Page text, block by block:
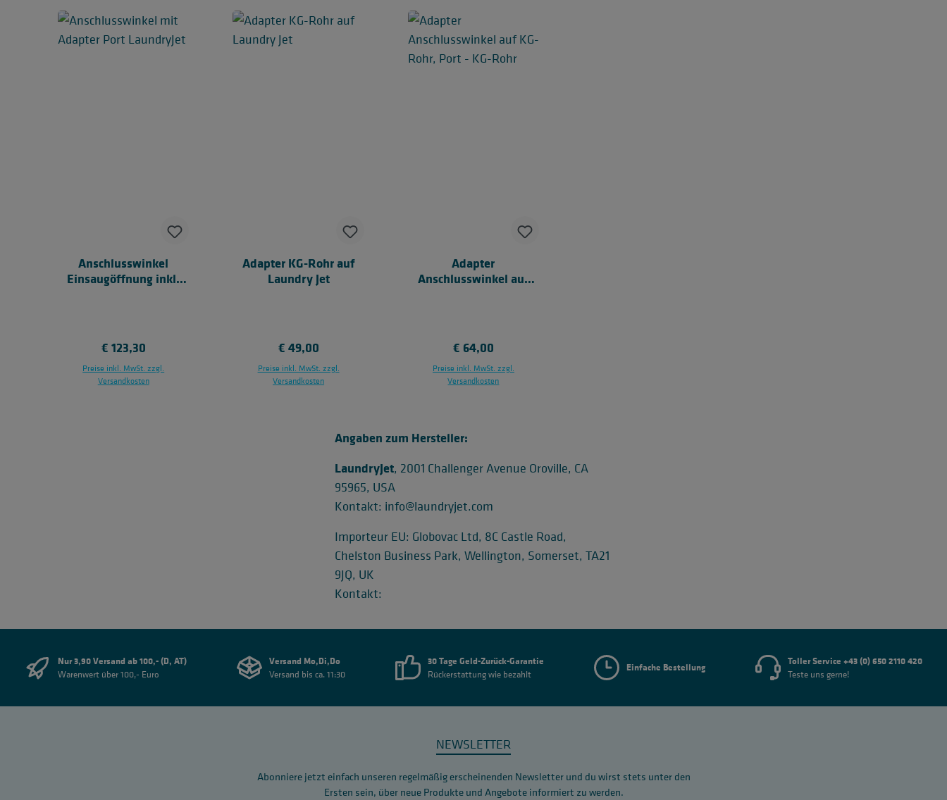
Anschlusswinkel
Einsaugöffnung inkl.
Regulärer Preis:
€ 123,30
Preise inkl. MwSt. zzgl.
Versandkosten
Adapter KG-Rohr auf
Laundry Jet
Regulärer Preis:
€ 49,00
Preise inkl. MwSt. zzgl.
Versandkosten
Adapter
Anschlusswinkel auf
Regulärer Preis:
€ 64,00
Preise inkl. MwSt. zzgl.
Versandkosten
Angaben zum Hersteller:
LaundryJet, 2001 Challenger Avenue Oroville, CA
95965, USA
Kontakt: info@laundryjet.com
Importeur EU: Globovac Ltd, 8C Castle Road,
Chelston Business Park, Wellington, Somerset, TA21
9JQ, UK
Kontakt:
Nur 3,90 Versand ab 100,- (D, AT)
Warenwert über 100,- Euro
Versand Mo,Di,Do
Versand bis ca. 11:30
30 Tage Geld-Zurück-Garantie
Rückerstattung wie bezahlt
Einfache Bestellung
Toller Service +43 (0) 650 2110 420
Teste uns gerne!
NEWSLETTER
Abonniere jetzt einfach unseren regelmäßig erscheinenden Newsletter und du wirst stets unter den
Ersten sein, über neue Produkte und Angebote informiert zu werden.